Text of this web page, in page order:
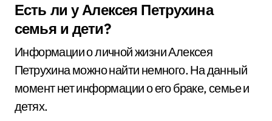
Есть ли у Алексея Петрухина
семья и дети?
Информации о личной жизни Алексея
Петрухина можно найти немного. На данный
момент нет информации о его браке, семье и
детях.